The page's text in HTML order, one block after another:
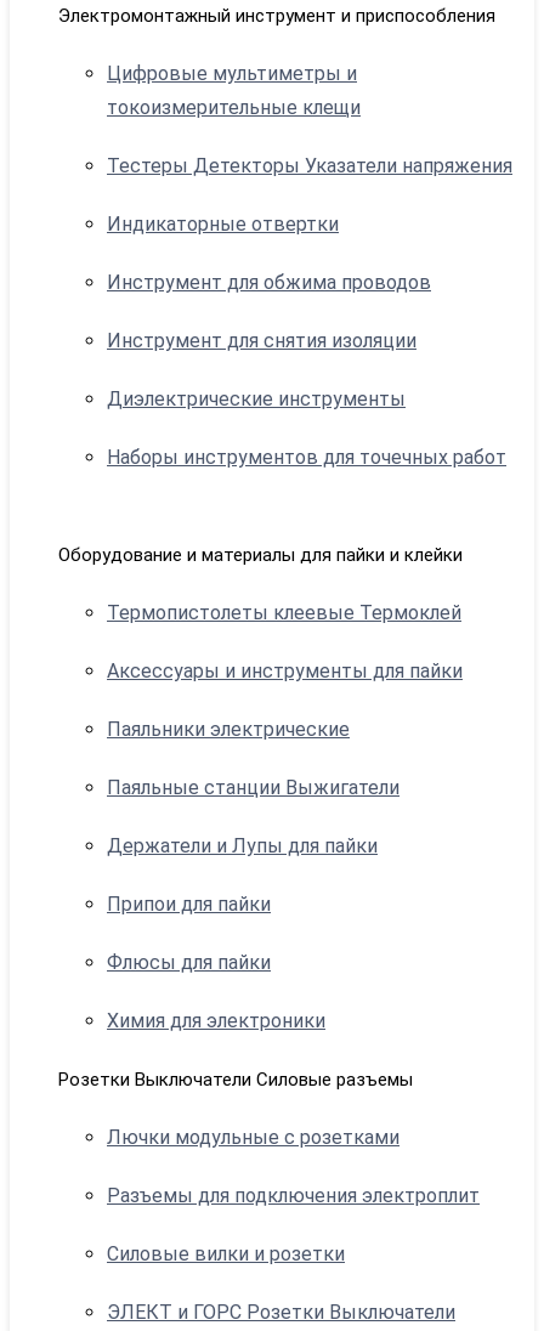
Электромонтажный инструмент и приспособления
Цифровые мультиметры и
токоизмерительные клещи
Тестеры Детекторы Указатели напряжения
Индикаторные отвертки
Инструмент для обжима проводов
Инструмент для снятия изоляции
Диэлектрические инструменты
Наборы инструментов для точечных работ
Оборудование и материалы для пайки и клейки
Термопистолеты клеевые Термоклей
Аксессуары и инструменты для пайки
Паяльники электрические
Паяльные станции Выжигатели
Держатели и Лупы для пайки
Припои для пайки
Флюсы для пайки
Химия для электроники
Розетки Выключатели Силовые разъемы
Лючки модульные с розетками
Разъемы для подключения электроплит
Силовые вилки и розетки
ЭЛЕКТ и ГОРС Розетки Выключатели